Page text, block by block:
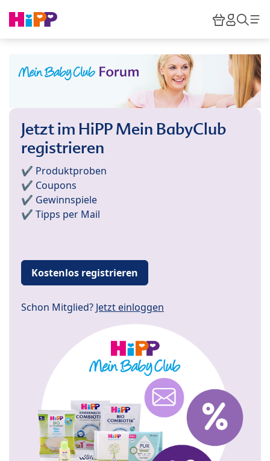
HiPP
Jetzt im HiPP Mein BabyClub
registrieren
✔️ Produktproben
✔️ Coupons
✔️ Gewinnspiele
✔️ Tipps per Mail
Kostenlos registrieren
Schon Mitglied? Jetzt einloggen